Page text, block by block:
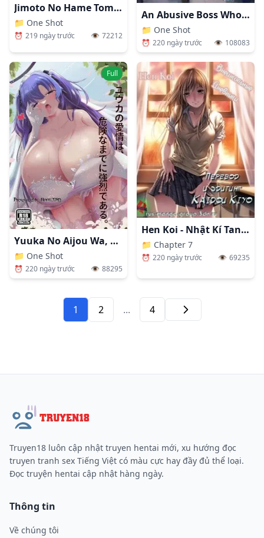
Jimoto No Hame Tomo. "kinjo No Niransei Futago C, U"
📁 One Shot
⏰ 219 ngày trước 👁️ 72212
An Abusive Boss Who Exploit Her Employee 1
📁 One Shot
⏰ 220 ngày trước 👁️ 108083
Full
Yuuka No Aijou Wa, Kiken Na Made Ni Kyouretsu De Aru (Blue Archive)
📁 One Shot
⏰ 220 ngày trước 👁️ 88295
Hen Koi - Nhật Kí Tan Trường [Hen Koi - The After School Diary, The Secret Love At Dust]
📁 Chapter 7
⏰ 220 ngày trước 👁️ 69235
1 2 ... 4 Tiếp
Truyen18 luôn cập nhật truyen hentai mới, xu hướng đọc
truyen tranh sex Tiếng Việt có màu cực hay đầy đủ thể loại.
Đọc truyện hentai cập nhật hàng ngày.
Thông tin
Về chúng tôi